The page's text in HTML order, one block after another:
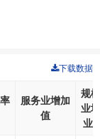
下载数据
服务业增加
值
规
业
业